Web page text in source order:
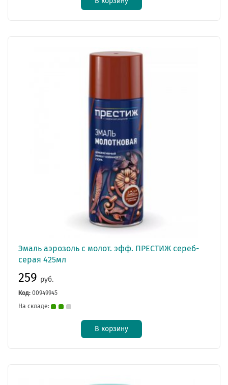
Эмаль аэрозоль с молот. эфф. ПРЕСТИЖ сереб-
серая 425мл
259 руб.
Код: 00949945
На складе:
В корзину